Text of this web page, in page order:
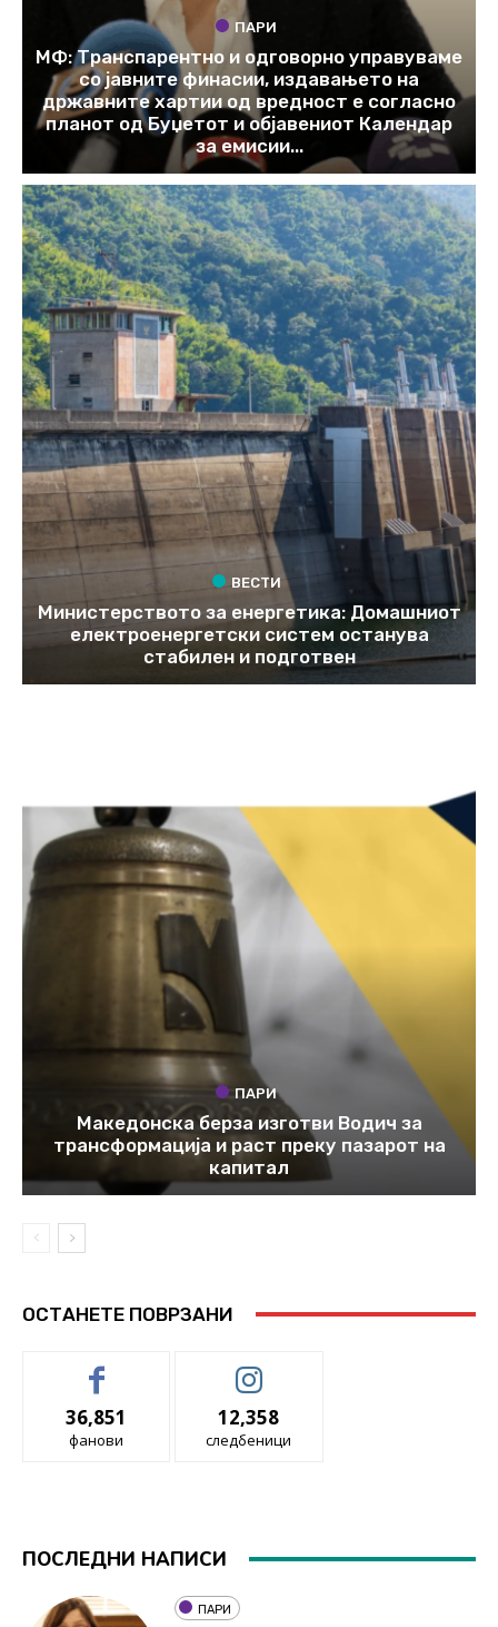
ПАРИ
МФ: Транспарентно и одговорно управуваме
со јавните финасии, издавањето на
државните хартии од вредност е согласно
планот од Буџетот и објавениот Календар
за емисии...
ВЕСТИ
Министерството за енергетика: Домашниот
електроенергетски систем останува
стабилен и подготвен
ПАРИ
Македонска берза изготви Водич за
трансформација и раст преку пазарот на
капитал
ОСТАНЕТЕ ПОВРЗАНИ
36,851
фанови
12,358
следбеници
ПОСЛЕДНИ НАПИСИ
ПАРИ